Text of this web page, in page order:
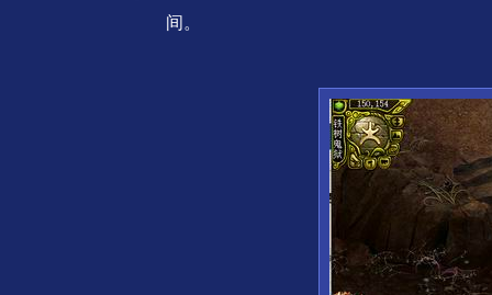
间。